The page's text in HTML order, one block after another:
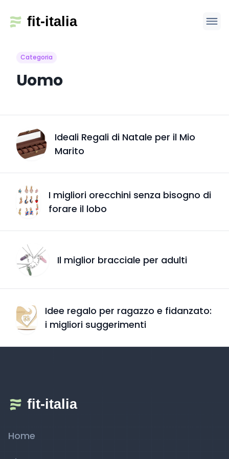
Categoria
Uomo
Ideali Regali di Natale per il Mio
Marito
I migliori orecchini senza bisogno di
forare il lobo
Il miglior bracciale per adulti
Idee regalo per ragazzo e fidanzato:
i migliori suggerimenti
Home